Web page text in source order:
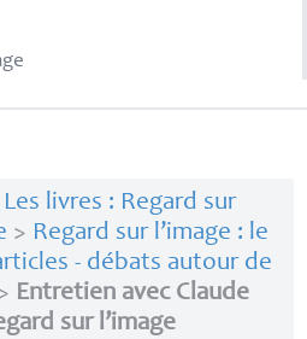
Les livres : Regard sur
> Regard sur l’image : le
- débats autour de
Entretien avec Claude
sur l’image